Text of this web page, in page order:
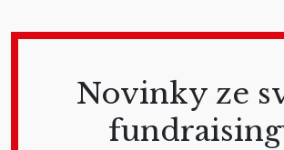
Novinky ze